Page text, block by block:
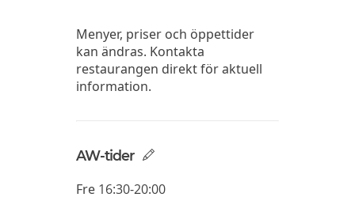
Menyer, priser och öppettider
kan ändras. Kontakta
restaurangen direkt för aktuell
information.
AW-tider
Fre 16:30-20:00